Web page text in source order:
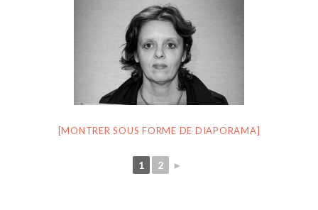
[MONTRER SOUS FORME DE DIAPORAMA]
1 2 ►